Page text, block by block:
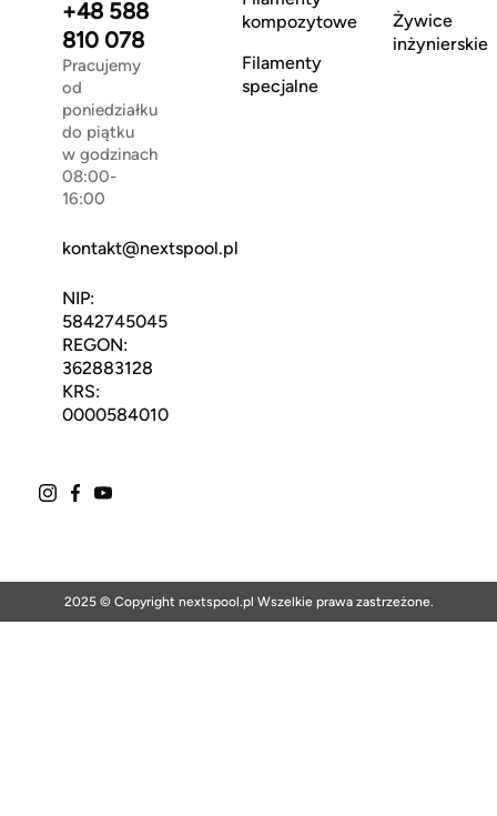
+48 588
810 078
Pracujemy
od
poniedziałku
do piątku
w godzinach
08:00-
16:00
kontakt@nextspool.pl
NIP:
5842745045
REGON:
362883128
KRS:
0000584010
kompozytowe
Filamenty
specjalne
Żywice
inżynierskie